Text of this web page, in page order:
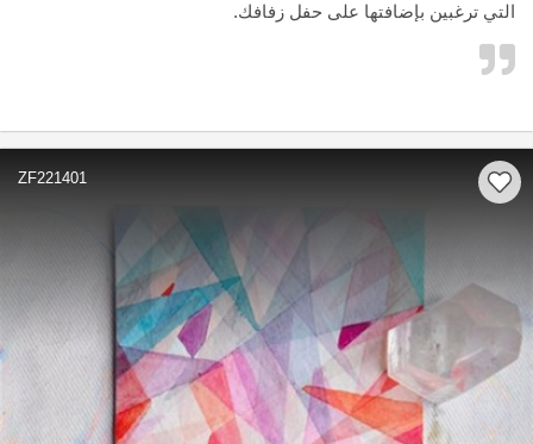
التي ترغبين بإضافتها على حفل زفافك.
ZF221401